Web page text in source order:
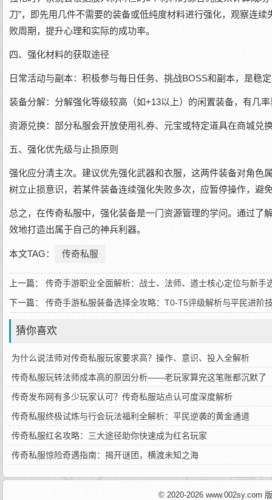
刀”，即先用几件不需要的装备或低纯度材料进行强化，观察连
败周期，提升心理和实际的成功率。
四、强化材料的获取途径
日常活动与副本：积极参与每日任务、挑战BOSS和副本，是稳
装备分解：分解强化等级较高（如+13以上）的闲置装备，有几
资源兑换：部分私服会开放使用礼券、元宝或特定道具在商城兑
五、强化优先级与止损原则
强化应分清主次。建议优先强化武器和衣服，这两件装备对角色
树立止损意识，若某件装备连续强化失败多次，应暂停操作，避
总之，在传奇私服中，强化装备是一门资源管理的学问。通过
效地打造出属于自己的神兵利器。
本文TAG： 传奇私服
上一篇： 传奇手游职业全面解析：战士、法师、道士核心定位与新手
下一篇： 传奇手游私服装备选择全攻略：T0-T5评级解析与平民进阶
猜你喜欢
为什么说法师对传奇私服玩家要求高？操作、意识、投入全解析
传奇私服玩转法师成本高的原因分析——老玩家算完这笔账都沉默了
传奇发布网有多少玩家认可？传奇私服站点认可度深度解析
传奇私服终极试炼与行会玩法福利全解析：平民逆袭的黄金通道
传奇私服红名攻略：三大途径助你快速成为红名玩家
传奇私服惊险奇遇指南：揭开谜团，横渡未知之海
© 2020-2026 www.002sy.com